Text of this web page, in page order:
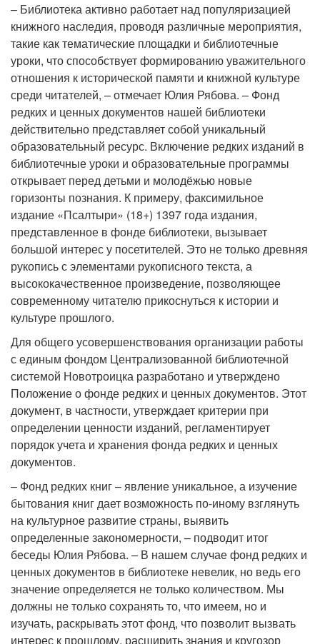
– Библиотека активно работает над популяризацией
книжного наследия, проводя различные мероприятия,
такие как тематические площадки и библиотечные
уроки, что способствует формированию уважительного
отношения к исторической памяти и книжной культуре
среди читателей, – отмечает Юлия Рябова. – Фонд
редких и ценных документов нашей библиотеки
действительно представляет собой уникальный
образовательный ресурс. Включение редких изданий в
библиотечные уроки и образовательные программы
открывает перед детьми и молодёжью новые
горизонты познания. К примеру, факсимильное
издание «Псалтыри» (18+) 1397 года издания,
представленное в фонде библиотеки, вызывает
большой интерес у посетителей. Это не только древняя
рукопись с элементами рукописного текста, а
высококачественное произведение, позволяющее
современному читателю прикоснуться к истории и
культуре прошлого.
Для общего усовершенствования организации работы
с единым фондом Централизованной библиотечной
системой Новотроицка разработано и утверждено
Положение о фонде редких и ценных документов. Этот
документ, в частности, утверждает критерии при
определении ценности изданий, регламентирует
порядок учета и хранения фонда редких и ценных
документов.
– Фонд редких книг – явление уникальное, а изучение
бытования книг дает возможность по-иному взглянуть
на культурное развитие страны, выявить
определенные закономерности, – подводит итог
беседы Юлия Рябова. – В нашем случае фонд редких и
ценных документов в библиотеке невелик, но ведь его
значение определяется не только количеством. Мы
должны не только сохранять то, что имеем, но и
изучать, раскрывать этот фонд, что позволит вызвать
интерес к прошлому, расширить знания и кругозор